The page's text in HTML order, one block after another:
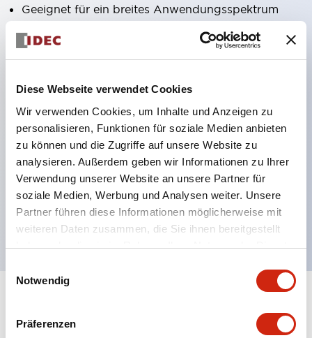
Diese Webseite verwendet Cookies
Wir verwenden Cookies, um Inhalte und Anzeigen zu
personalisieren, Funktionen für soziale Medien anbieten
zu können und die Zugriffe auf unsere Website zu
analysieren. Außerdem geben wir Informationen zu Ihrer
Verwendung unserer Website an unsere Partner für
soziale Medien, Werbung und Analysen weiter. Unsere
Partner führen diese Informationen möglicherweise mit
weiteren Daten zusammen, die Sie ihnen bereitgestellt
haben oder die sie im Rahmen Ihrer Nutzung der Dienste
Notwendig
Präferenzen
Geeignet für ein breites Anwendungsspektrum
von der Konsumelektronik bis zum FA-Bereich
LED-Beleuchtungseinheit mit integriertem
LED-Lampenkörper
Schutzarten IP40 und IP65 vollständig verfügbar
(IEC 60529)
UL- und CSA-zertifiziert. Entspricht EN (Europa)
Normen. CCC-zertifiziert (außer Anzeigeleuchten).
Mit speziellem Zubehör leicht auf Φ22 Flash-
Silhouette umstellbar